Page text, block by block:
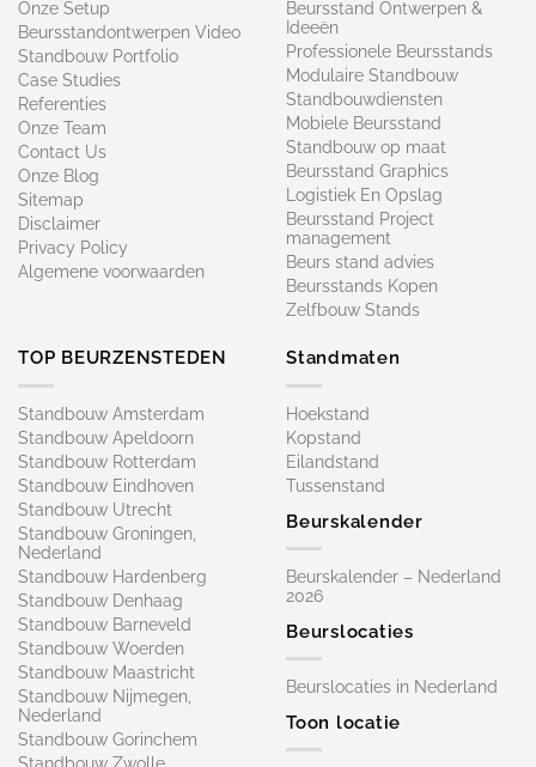
Onze Setup
Beursstandontwerpen Video
Standbouw Portfolio
Case Studies
Referenties
Onze Team
Contact Us
Onze Blog
Sitemap
Disclaimer
Privacy Policy
Algemene voorwaarden
Beursstand Ontwerpen &
Ideeën
Professionele Beursstands
Modulaire Standbouw
Standbouwdiensten
Mobiele Beursstand
Standbouw op maat​
Beursstand Graphics
Logistiek En Opslag
Beursstand Project
management
Beurs stand advies
Beursstands Kopen
Zelfbouw Stands
TOP BEURZENSTEDEN
Standbouw Amsterdam
Standbouw Apeldoorn
Standbouw Rotterdam
Standbouw Eindhoven
Standbouw Utrecht
Standbouw Groningen,
Nederland
Standbouw Hardenberg
Standbouw Denhaag
Standbouw Barneveld
Standbouw Woerden
Standbouw Maastricht
Standbouw Nijmegen,
Nederland
Standbouw Gorinchem
Standbouw Zwolle
Standmaten
Hoekstand
Kopstand
Eilandstand
Tussenstand
Beurskalender
Beurskalender – Nederland
2026
Beurslocaties
Beurslocaties in Nederland
Toon locatie